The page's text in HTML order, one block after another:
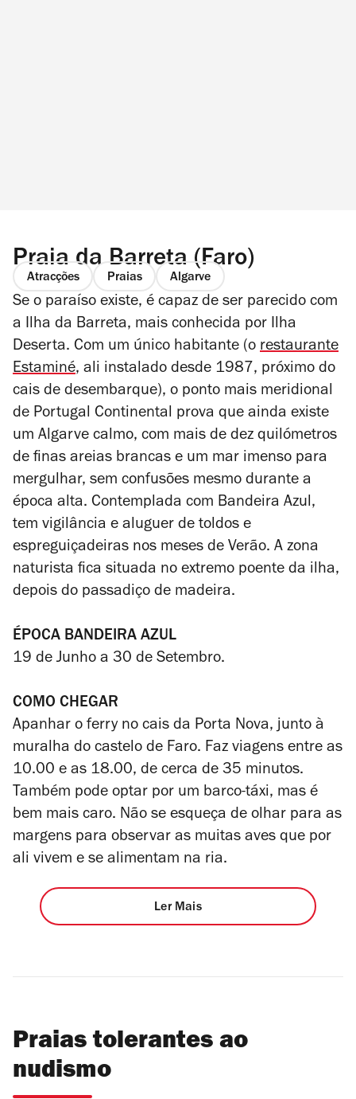
Praia da Barreta (Faro)
Atracções Praias Algarve
Se o paraíso existe, é capaz de ser parecido com
a Ilha da Barreta, mais conhecida por Ilha
Deserta. Com um único habitante (o restaurante
Estaminé, ali instalado desde 1987, próximo do
cais de desembarque), o ponto mais meridional
de Portugal Continental prova que ainda existe
um Algarve calmo, com mais de dez quilómetros
de finas areias brancas e um mar imenso para
mergulhar, sem confusões mesmo durante a
época alta. Contemplada com Bandeira Azul,
tem vigilância e aluguer de toldos e
espreguiçadeiras nos meses de Verão. A zona
naturista fica situada no extremo poente da ilha,
depois do passadiço de madeira.
ÉPOCA BANDEIRA AZUL
19 de Junho a 30 de Setembro.
COMO CHEGAR
Apanhar o ferry no cais da Porta Nova, junto à
muralha do castelo de Faro. Faz viagens entre as
10.00 e as 18.00, de cerca de 35 minutos.
Também pode optar por um barco-táxi, mas é
bem mais caro. Não se esqueça de olhar para as
margens para observar as muitas aves que por
ali vivem e se alimentam na ria.
Ler Mais
Praias tolerantes ao
nudismo